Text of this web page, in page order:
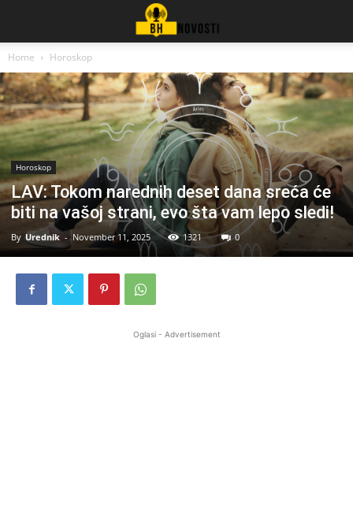
Home Horoskop
Horoskop
LAV: Tokom narednih deset dana sreća će
biti na vašoj strani, evo šta vam lepo sledi!
By Urednik - November 11, 2025 1321 0
Oglasi - Advertisement